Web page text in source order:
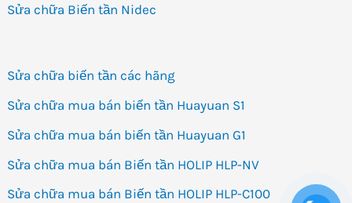
Sửa chữa Biến tần Nidec
Sửa chữa biến tần các hãng
Sửa chữa mua bán biến tần Huayuan S1
Sửa chữa mua bán biến tần Huayuan G1
Sửa chữa mua bán Biến tần HOLIP HLP-NV
Sửa chữa mua bán Biến tần HOLIP HLP-C100